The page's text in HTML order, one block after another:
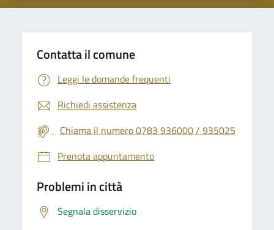
Contatta il comune
Leggi le domande frequenti
Richiedi assistenza
Chiama il numero 0783 936000 / 935025
Prenota appuntamento
Problemi in città
Segnala disservizio